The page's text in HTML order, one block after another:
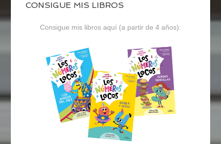
CONSIGUE MIS LIBROS
Consigue mis libros aquí (a partir de 4 años):